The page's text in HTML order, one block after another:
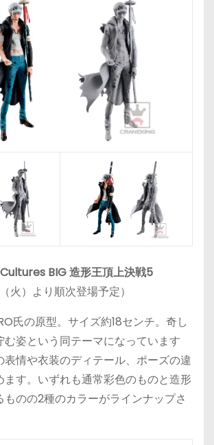
BIG 造形王頂上決戦5
火）より順次登場予定）
氏の原型。サイズ約18センチ。奇し
む姿という同テーマになっています
表情や衣装のディテール、ポーズの違
ます。いずれも通常彩色のものと造形
のの2種のカラーがラインナップさ